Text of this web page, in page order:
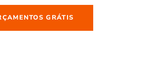
GRÁTIS